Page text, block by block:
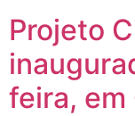
Projeto
feira, em